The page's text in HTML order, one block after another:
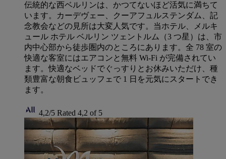
伝統的な西ベルリンは、かつてないほど活気に満ちて
います。カーデヴェー、クーアフュルステンダム、記
念教会などの見所は大変人気です。当ホテル、メルキ
ュール ホテル ベルリン ツェントルム（3 つ星）は、市
内中心部から徒歩圏内のところにあります。全 78 室の
快適な客室にはエアコンと無料 Wi-Fi が完備されてい
ます。快適なベッドでぐっすりとお休みいただけ、種
類豊富な朝食ビュッフェで 1 日を元気にスタートでき
ます。
4,2/5 Rated 4,2 of 5